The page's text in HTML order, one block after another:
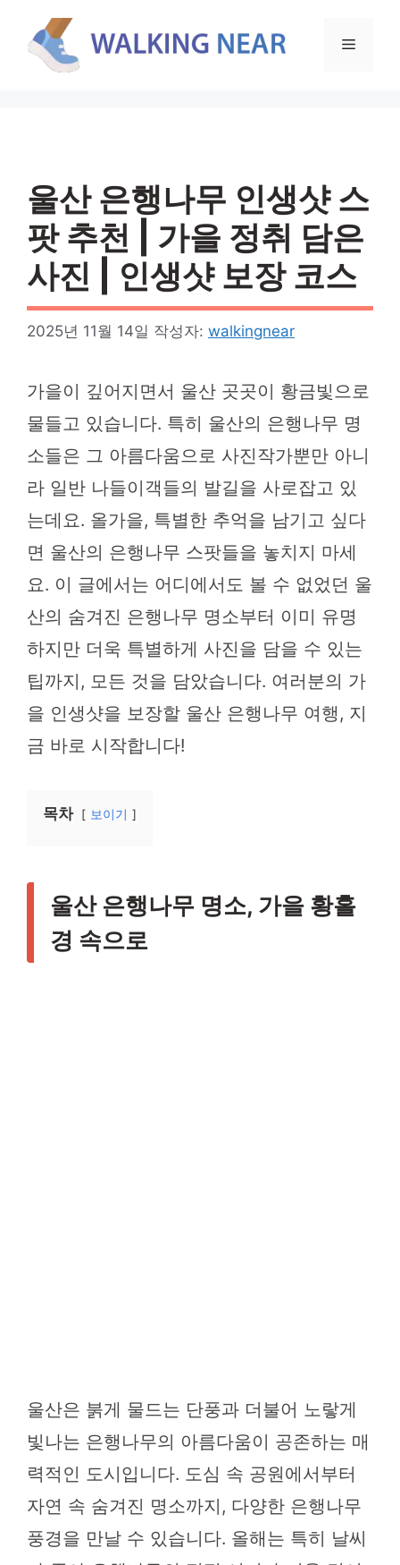
메
울산 은행나무 인생샷 스
팟 추천 | 가을 정취 담은
사진 | 인생샷 보장 코스
2025년 11월 14일 작성자: walkingnear
가을이 깊어지면서 울산 곳곳이 황금빛으로
물들고 있습니다. 특히 울산의 은행나무 명
소들은 그 아름다움으로 사진작가뿐만 아니
라 일반 나들이객들의 발길을 사로잡고 있
는데요. 올가을, 특별한 추억을 남기고 싶다
면 울산의 은행나무 스팟들을 놓치지 마세
요. 이 글에서는 어디에서도 볼 수 없었던 울
산의 숨겨진 은행나무 명소부터 이미 유명
하지만 더욱 특별하게 사진을 담을 수 있는
팁까지, 모든 것을 담았습니다. 여러분의 가
을 인생샷을 보장할 울산 은행나무 여행, 지
금 바로 시작합니다!
목차 보이기
울산 은행나무 명소, 가을 황홀
경 속으로
울산은 붉게 물드는 단풍과 더불어 노랗게
빛나는 은행나무의 아름다움이 공존하는 매
력적인 도시입니다. 도심 속 공원에서부터
자연 속 숨겨진 명소까지, 다양한 은행나무
풍경을 만날 수 있습니다. 올해는 특히 날씨